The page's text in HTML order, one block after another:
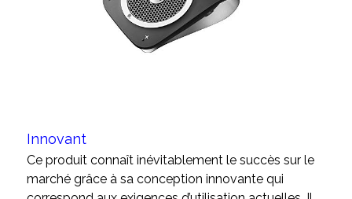
Innovant
Ce produit connaît inévitablement le succès sur le
marché grâce à sa conception innovante qui